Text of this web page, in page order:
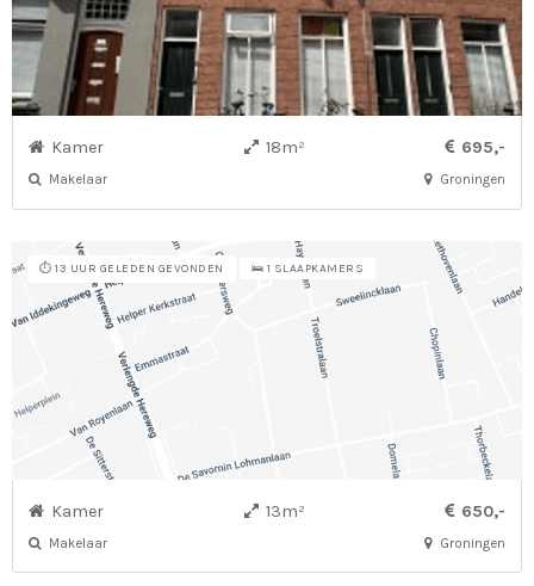
Kamer 18m² 695,-
Makelaar Groningen
⏱️ 13 UUR GELEDEN GEVONDEN 🛌 1 SLAAPKAMERS
Kamer 13m² 650,-
Makelaar Groningen